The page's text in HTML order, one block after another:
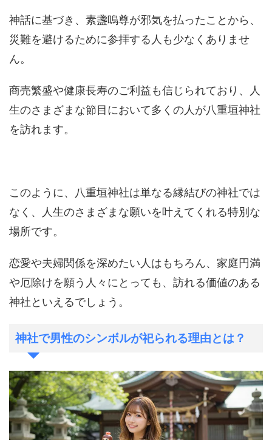
神話に基づき、素盞嗚尊が邪気を払ったことから、
災難を避けるために参拝する人も少なくありませ
ん。
商売繁盛や健康長寿のご利益も信じられており、人
生のさまざまな節目において多くの人が八重垣神社
を訪れます。
このように、八重垣神社は単なる縁結びの神社では
なく、人生のさまざまな願いを叶えてくれる特別な
場所です。
恋愛や夫婦関係を深めたい人はもちろん、家庭円満
や厄除けを願う人々にとっても、訪れる価値のある
神社といえるでしょう。
神社で男性のシンボルが祀られる理由とは？